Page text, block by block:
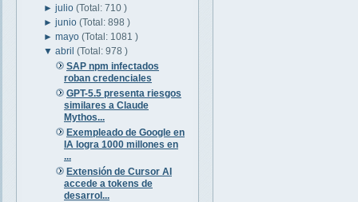
►julio(Total: 710 )
►junio(Total: 898 )
►mayo(Total: 1081 )
▼abril(Total: 978 )
SAP npm infectados
roban credenciales
GPT-5.5 presenta riesgos
similares a Claude
Mythos...
Exempleado de Google en
IA logra 1000 millones en
...
Extensión de Cursor AI
accede a tokens de
desarrol...